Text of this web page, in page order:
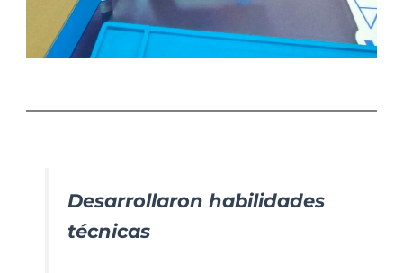
Desarrollaron habilidades
técnicas